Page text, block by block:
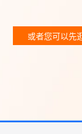
或者您可以先